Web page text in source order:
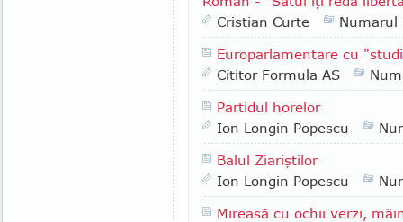
Cristian Curte
Numarul
Europarlamentare cu
Cititor Formula AS
Partidul horelor
Ion Longin Popescu
Balul Ziariştilor
Ion Longin Popescu
Mireasă cu ochii verzi,